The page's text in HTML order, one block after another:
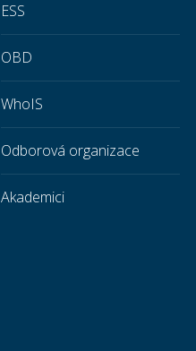
ESS
OBD
WhoIS
Odborová organizace
Akademici